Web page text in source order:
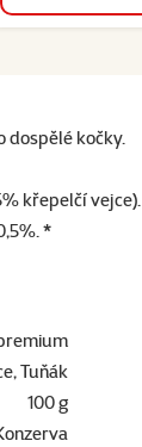
dospělé kočky.
křepelčí vejce).
*
Tuňák
100 g